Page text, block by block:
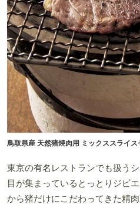
鳥取県産 天然猪焼肉用 ミックススライ
東京の有名レストランでも扱う
目が集まっているとっとりジビ
から猪だけにこだわってきた精肉